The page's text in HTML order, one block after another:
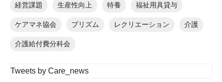
経営課題 生産性向上 特養 福祉用具貸与
ケアマネ協会 プリズム レクリエーション 介護
介護給付費分科会
Tweets by Care_news